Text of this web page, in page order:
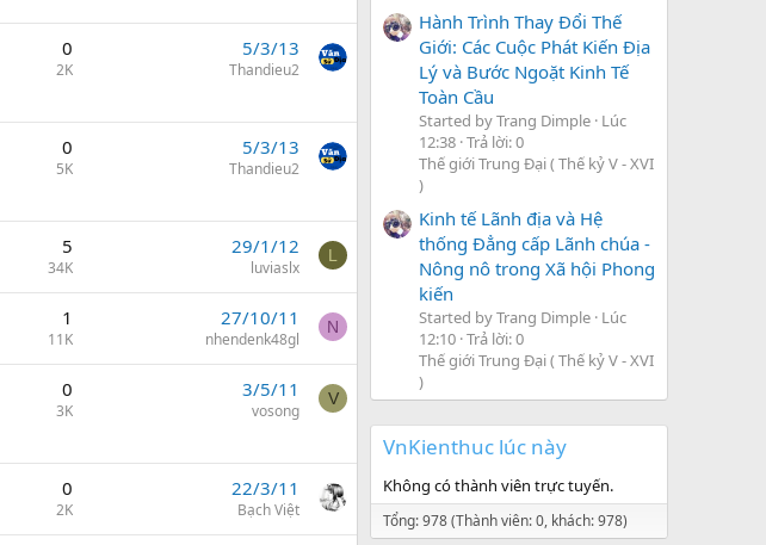
0
2K
5/3/13
Thandieu2
0
5K
5/3/13
Thandieu2
5
34K
29/1/12
luviaslx
L
1
11K
27/10/11
nhendenk48gl
N
0
3K
3/5/11
vosong
V
0
2K
22/3/11
Bạch Việt
Hành Trình Thay Đổi Thế
Giới: Các Cuộc Phát Kiến Địa
Lý và Bước Ngoặt Kinh Tế
Toàn Cầu
Started by Trang Dimple Lúc
12:38 Trả lời: 0
Thế giới Trung Đại ( Thế kỷ V - XVI
)
Kinh tế Lãnh địa và Hệ
thống Đẳng cấp Lãnh chúa -
Nông nô trong Xã hội Phong
kiến
Started by Trang Dimple Lúc
12:10 Trả lời: 0
Thế giới Trung Đại ( Thế kỷ V - XVI
)
VnKienthuc lúc này
Không có thành viên trực tuyến.
Tổng: 978 (Thành viên: 0, khách: 978)